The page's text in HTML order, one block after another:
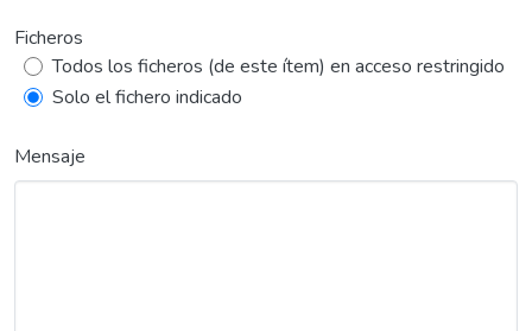
Ficheros
Todos los ficheros (de este ítem) en acceso restringido
Solo el fichero indicado
Mensaje